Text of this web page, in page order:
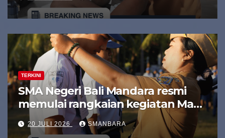
Capsule dan Bonfire)
TERKINI
SMA Negeri Bali Mandara resmi
memulai rangkaian kegiatan Masa
Pengenalan Lingkungan Sekolah
(MPLS) Ramah bagi murid baru
20 JULI 2026 SMANBARA